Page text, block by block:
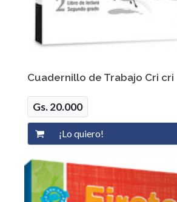
Cuadernillo de Trabajo Cri cri
Gs. 20.000